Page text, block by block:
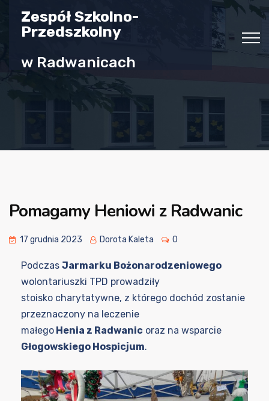
Zespół Szkolno-
Przedszkolny
w Radwanicach
Pomagamy Heniowi z Radwanic
17 grudnia 2023 Dorota Kaleta 0
Podczas Jarmarku Bożonarodzeniowego
wolontariuszki TPD prowadziły
stoisko charytatywne, z którego dochód zostanie
przeznaczony na leczenie
małego Henia z Radwanic oraz na wsparcie
Głogowskiego Hospicjum.